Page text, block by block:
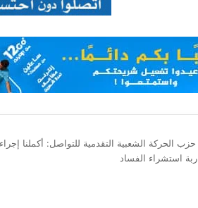
الحركة الشعبية التقدمية للتواصل: أكملنا
استشراء الفساد